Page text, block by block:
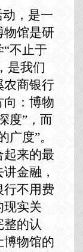
动，是一
物馆是研
不止于
是我们
农商银行
向：博物
度”，而
度”。
起来的最
金融，
行不用费
现实关
整的认
博物馆的